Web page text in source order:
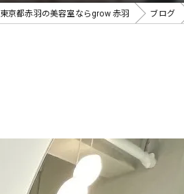
東京都赤羽の美容室ならgrow 赤羽 ブログ